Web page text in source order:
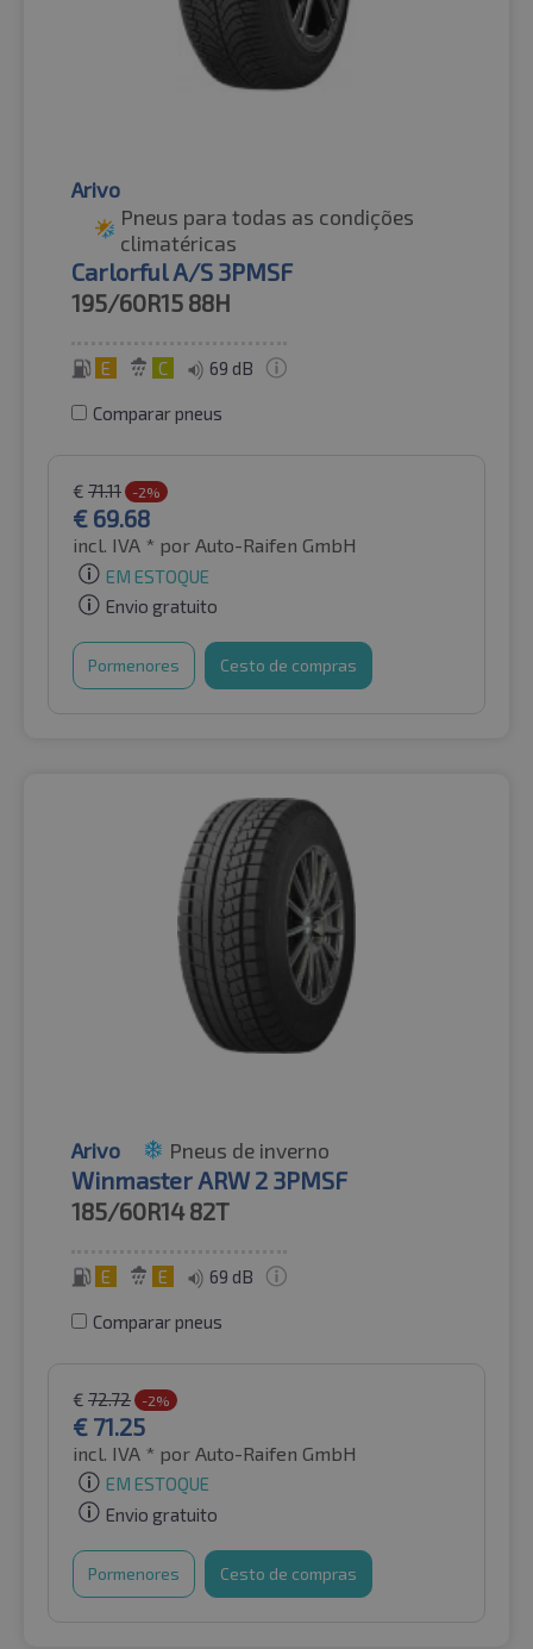
Arivo
Pneus para todas as condições
climatéricas
Carlorful A/S 3PMSF
195/60R15 88H
E C 69 dB
Comparar pneus
€ 71.11 -2%
€ 69.68
incl. IVA * por Auto-Raifen GmbH
EM ESTOQUE
Envio gratuito
Pormenores Cesto de compras
Arivo Pneus de inverno
Winmaster ARW 2 3PMSF
185/60R14 82T
E E 69 dB
Comparar pneus
€ 72.72 -2%
€ 71.25
incl. IVA * por Auto-Raifen GmbH
EM ESTOQUE
Envio gratuito
Pormenores Cesto de compras